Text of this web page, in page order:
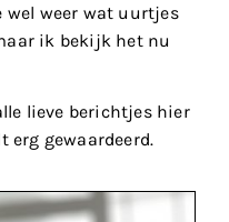
wel weer wat uurtjes
ik bekijk het nu
lieve berichtjes hier
erg gewaardeerd.